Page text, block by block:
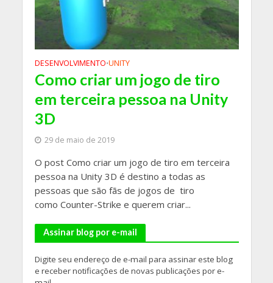
DESENVOLVIMENTO•UNITY
Como criar um jogo de tiro
em terceira pessoa na Unity
3D
29 de maio de 2019
O post Como criar um jogo de tiro em terceira
pessoa na Unity 3D é destino a todas as
pessoas que são fãs de jogos de tiro
como Counter-Strike e querem criar...
Assinar blog por e-mail
Digite seu endereço de e-mail para assinar este blog
e receber notificações de novas publicações por e-